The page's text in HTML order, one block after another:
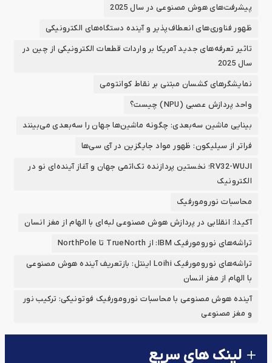
پیشرفت‌های هوش مصنوعی در سال 2025
ظهور فناوری‌های انعطاف‌پذیر و آینده دستگاه‌های الکترونیکی
تاثیر تعرفه‌های جدید آمریکا بر واردات قطعات الکترونیکی از چین در
سال 2025
نمایشگرهای کشسان مبتنی بر نقاط کوانتومی
واحد پردازش عصبی (NPU) چیست؟
بینایی ماشین سه‌بعدی: چگونه ماشین‌ها جهان را سه‌بعدی می‌بینند
فراتر از سیلیکون: ظهور مواد جایگزین در آی سی‌ها
RV32-WUJI؛ نخستین پردازنده تک‌اتمی جهان و آغاز آینده‌ای نو در
الکترونیک
محاسبات نورومورفیک
آکیدا: انقلابی در پردازش هوش مصنوعی لبه‌ای با الهام از مغز انسان
تراشه‌های نورومورفیک IBM: از TrueNorth تا NorthPole
تراشه‌های نورومورفیک Loihi اینتل: بازتعریف آینده هوش مصنوعی
با الهام از مغز انسان
آینده‌ هوش مصنوعی با محاسبات نورومورفیک فوتونیکی: ترکیب نور
و مغز مصنوعی
لینک های سریع